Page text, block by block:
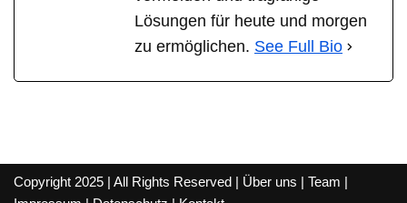
Lösungen für heute und morgen
zu ermöglichen. See Full Bio
Copyright 2025 | All Rights Reserved | Über uns | Team |